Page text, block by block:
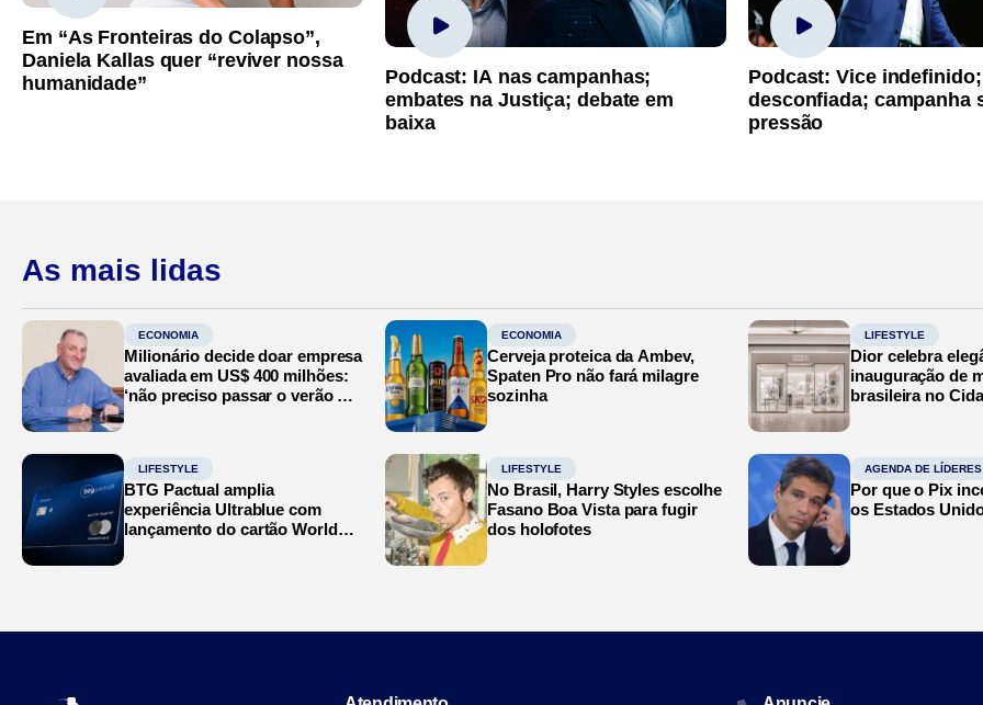
Em “As Fronteiras do Colapso”,
Daniela Kallas quer “reviver nossa
humanidade”
Podcast: IA nas campanhas;
embates na Justiça; debate em
baixa
Podcast: Vice
desconfiada; campanha
pressão
As mais lidas
ECONOMIA
Milionário decide doar empresa
avaliada em US$ 400 milhões:
‘não preciso passar o verão no
ECONOMIA
Cerveja proteica da Ambev,
Spaten Pro não fará milagre
sozinha
LIFESTYLE
Dior celebra
inauguração de
brasileira no
LIFESTYLE
BTG Pactual amplia
experiência Ultrablue com
lançamento do cartão World
LIFESTYLE
No Brasil, Harry Styles escolhe
Fasano Boa Vista para fugir
dos holofotes
AGENDA DE LÍDERES
Por que o Pix
os Estados